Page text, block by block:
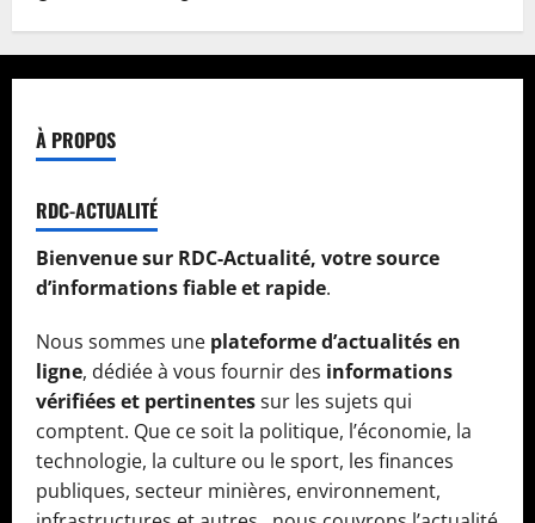
À PROPOS
RDC-ACTUALITÉ
Bienvenue sur RDC-Actualité, votre source
d’informations fiable et rapide.
Nous sommes une plateforme d’actualités en
ligne, dédiée à vous fournir des informations
vérifiées et pertinentessur les sujets qui
comptent. Que ce soit la politique, l’économie, la
technologie, la culture ou le sport, les finances
publiques, secteur minières, environnement,